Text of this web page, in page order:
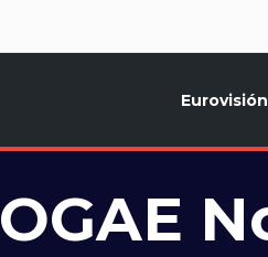
Eurovisión
OGAE